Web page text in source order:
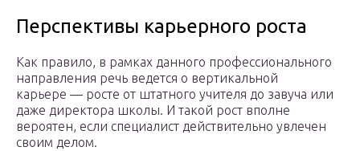
Перспективы карьерного роста
Как правило, в рамках данного профессионального
направления речь ведется о вертикальной
карьере — росте от штатного учителя до завуча или
даже директора школы. И такой рост вполне
вероятен, если специалист действительно увлечен
своим делом.